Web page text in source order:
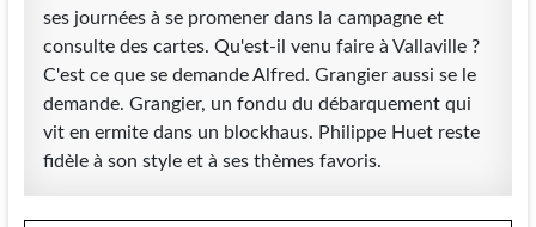
ses journées à se promener dans la campagne et
consulte des cartes. Qu'est-il venu faire à Vallaville ?
C'est ce que se demande Alfred. Grangier aussi se le
demande. Grangier, un fondu du débarquement qui
vit en ermite dans un blockhaus. Philippe Huet reste
fidèle à son style et à ses thèmes favoris.